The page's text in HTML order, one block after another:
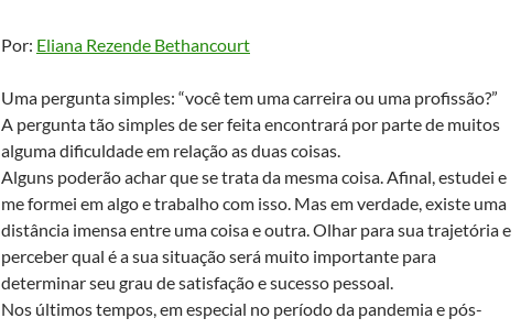
Por: Eliana Rezende Bethancourt
Uma pergunta simples: “você tem uma carreira ou uma profissão?”
A pergunta tão simples de ser feita encontrará por parte de muitos
alguma dificuldade em relação as duas coisas.
Alguns poderão achar que se trata da mesma coisa. Afinal, estudei e
me formei em algo e trabalho com isso. Mas em verdade, existe uma
distância imensa entre uma coisa e outra. Olhar para sua trajetória e
perceber qual é a sua situação será muito importante para
determinar seu grau de satisfação e sucesso pessoal.
Nos últimos tempos, em especial no período da pandemia e pós-